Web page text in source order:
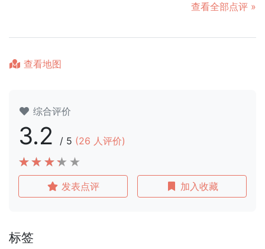
查看全部点评 »
查看地图
综合评价
3.2 / 5 (26 人评价)
发表点评 加入收藏
标签